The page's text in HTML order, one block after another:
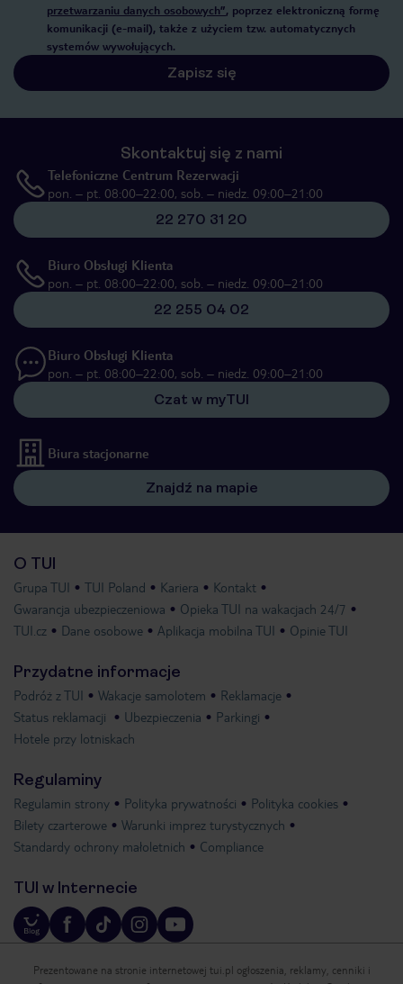
przetwarzaniu danych osobowych”, poprzez elektroniczną formę
komunikacji (e-mail), także z użyciem tzw. automatycznych
systemów wywołujących.
Zapisz się
Skontaktuj się z nami
Telefoniczne Centrum Rezerwacji
pon. – pt. 08:00–22:00, sob. – niedz. 09:00–21:00
22 270 31 20
Biuro Obsługi Klienta
pon. – pt. 08:00–22:00, sob. – niedz. 09:00–21:00
22 255 04 02
Biuro Obsługi Klienta
pon. – pt. 08:00–22:00, sob. – niedz. 09:00–21:00
Czat w myTUI
Biura stacjonarne
Znajdź na mapie
O TUI
Grupa TUI TUI Poland Kariera
Kontakt
Gwarancja ubezpieczeniowa
Opieka TUI na wakacjach 24/7
TUI.cz
Dane osobowe Aplikacja mobilna TUI Opinie TUI
Przydatne informacje
Podróż z TUI Wakacje samolotem
Reklamacje
Status reklamacji
Ubezpieczenia
Parkingi
Hotele przy lotniskach
Regulaminy
Regulamin strony Polityka prywatności
Polityka cookies
Bilety czarterowe
Warunki imprez turystycznych
Standardy ochrony małoletnich
Compliance
TUI w Internecie
Prezentowane na stronie internetowej tui.pl ogłoszenia, reklamy, cenniki i